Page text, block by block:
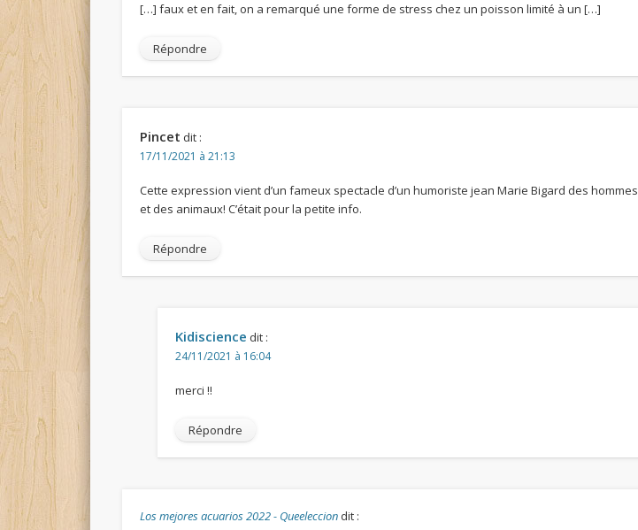
[…] faux et en fait, on a remarqué une forme de stress chez un poisson limité à un […]
Répondre
Pincet dit :
17/11/2021 à 21:13
Cette expression vient d’un fameux spectacle d’un humoriste jean Marie Bigard des hommes
et des animaux! C’était pour la petite info.
Répondre
Kidiscience dit :
24/11/2021 à 16:04
merci !!
Répondre
Los mejores acuarios 2022 - Queeleccion dit :